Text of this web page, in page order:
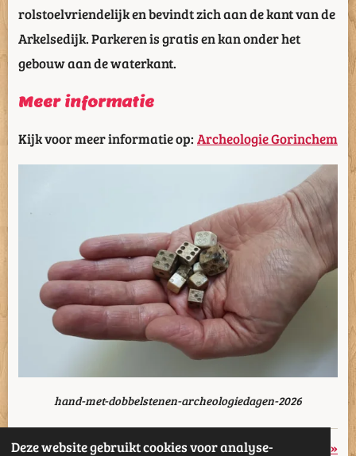
Deze website gebruikt cookies voor analyse-
rolstoelvriendelijk en bevindt zich aan de kant van de
Arkelsedijk. Parkeren is gratis en kan onder het
gebouw aan de waterkant.
Meer informatie
Kijk voor meer informatie op: Archeologie Gorinchem
hand-met-dobbelstenen-archeologiedagen-2026
«Vorige »